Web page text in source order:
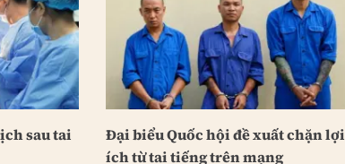
sau tai
Đại biểu Quốc hội đề xuất chặn lợi
ích từ tai tiếng trên mạng